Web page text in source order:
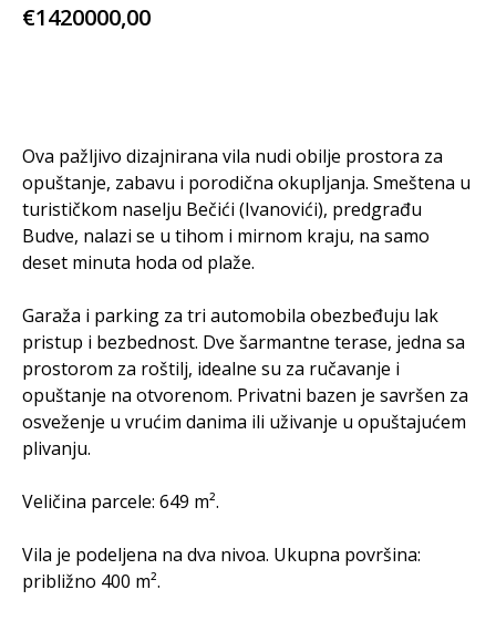
€1420000,00
Ova pažljivo dizajnirana vila nudi obilje prostora za
opuštanje, zabavu i porodična okupljanja. Smeštena u
turističkom naselju Bečići (Ivanovići), predgrađu
Budve, nalazi se u tihom i mirnom kraju, na samo
deset minuta hoda od plaže.
Garaža i parking za tri automobila obezbeđuju lak
pristup i bezbednost. Dve šarmantne terase, jedna sa
prostorom za roštilj, idealne su za ručavanje i
opuštanje na otvorenom. Privatni bazen je savršen za
osveženje u vrućim danima ili uživanje u opuštajućem
plivanju.
Veličina parcele: 649 m².
Vila je podeljena na dva nivoa. Ukupna površina:
približno 400 m².